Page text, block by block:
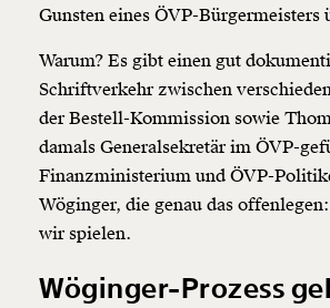
Gunsten eines ÖVP-Bürgermeisters
Warum? Es gibt einen gut
Schriftverkehr zwischen
der Bestell-Kommission sowie
damals Generalsekretär im ÖVP-
Finanzministerium und ÖVP-
Wöginger, die genau das
wir spielen.
Wöginger-Prozess